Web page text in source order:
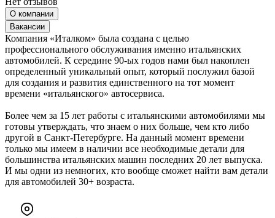
О компании
Вакансии
Компания «Италком» была создана с целью
профессионального обслуживания именно итальянских
автомобилей. К середине 90-ых годов нами был накоплен
определенный уникальный опыт, который послужил базой
для создания и развития единственного на тот момент
времени «итальянского» автосервиса.
Более чем за 15 лет работы с итальянскими автомобилями мы
готовы утверждать, что знаем о них больше, чем кто либо
другой в Санкт-Петербурге. На данный момент времени
только мы имеем в наличии все необходимые детали для
большинства итальянских машин последних 20 лет выпуска.
И мы одни из немногих, кто вообще сможет найти вам детали
для автомобилей 30+ возраста.